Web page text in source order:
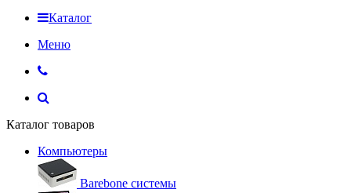
Каталог
Меню
Каталог товаров
Компьютеры
Barebone системы